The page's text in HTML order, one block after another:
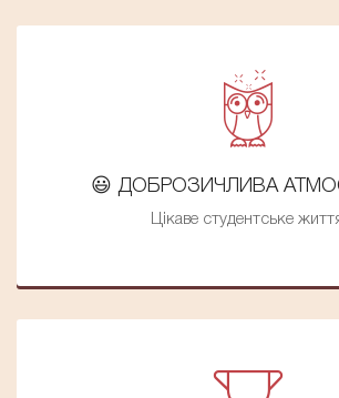
😃 ДОБРОЗИЧЛИВА
Цікаве студентське